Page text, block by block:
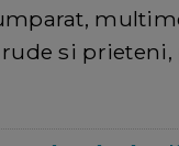
si prieteni,